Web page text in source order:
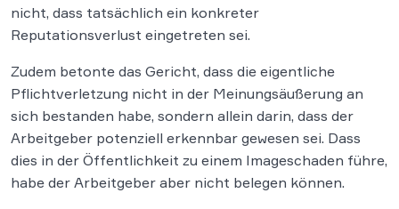
nicht, dass tatsächlich ein konkreter
Reputationsverlust eingetreten sei.
Zudem betonte das Gericht, dass die eigentliche
Pflichtverletzung nicht in der Meinungsäußerung an
sich bestanden habe, sondern allein darin, dass der
Arbeitgeber potenziell erkennbar gewesen sei. Dass
dies in der Öffentlichkeit zu einem Imageschaden führe,
habe der Arbeitgeber aber nicht belegen können.